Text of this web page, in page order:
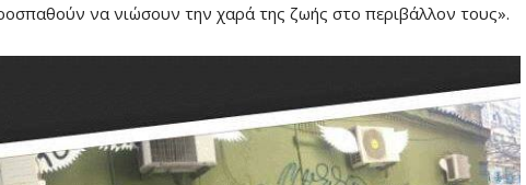
να νιώσουν την χαρά της ζωής στο περιβάλλον τους».